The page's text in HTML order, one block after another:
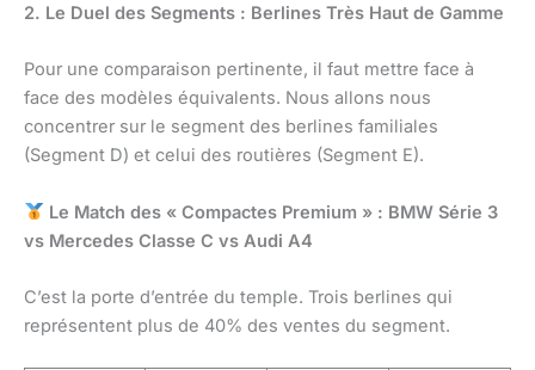
2. Le Duel des Segments : Berlines Très Haut de Gamme
Pour une comparaison pertinente, il faut mettre face à
face des modèles équivalents. Nous allons nous
concentrer sur le segment des berlines familiales
(Segment D) et celui des routières (Segment E).
Le Match des « Compactes Premium » : BMW Série 3
vs Mercedes Classe C vs Audi A4
C’est la porte d’entrée du temple. Trois berlines qui
représentent plus de 40% des ventes du segment.